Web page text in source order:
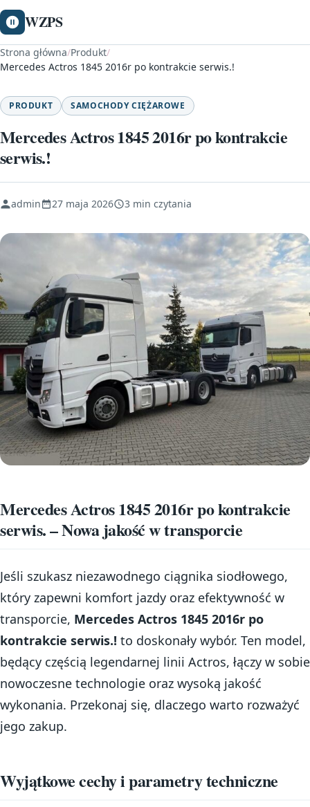
WZPS
Strona główna/Produkt/
Mercedes Actros 1845 2016r po kontrakcie serwis.!
PRODUKT SAMOCHODY CIĘŻAROWE
Mercedes Actros 1845 2016r po kontrakcie
serwis.!
admin 27 maja 2026 3 min czytania
Mercedes Actros 1845 2016r po kontrakcie
serwis. – Nowa jakość w transporcie
Jeśli szukasz niezawodnego ciągnika siodłowego,
który zapewni komfort jazdy oraz efektywność w
transporcie, Mercedes Actros 1845 2016r po
kontrakcie serwis.! to doskonały wybór. Ten model,
będący częścią legendarnej linii Actros, łączy w sobie
nowoczesne technologie oraz wysoką jakość
wykonania. Przekonaj się, dlaczego warto rozważyć
jego zakup.
Wyjątkowe cechy i parametry techniczne